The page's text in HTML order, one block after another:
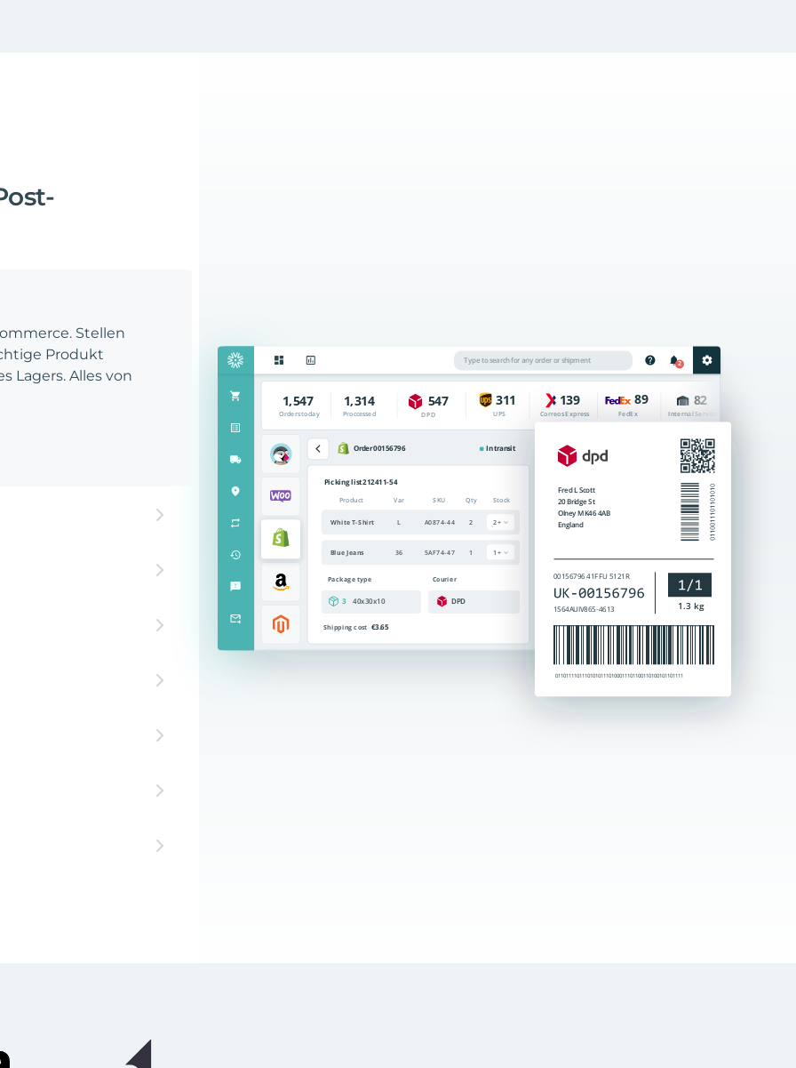
Stellen
Produkt
Lagers. Alles von